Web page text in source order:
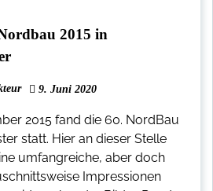
2015 in
9. Juni 2020
2015 fand die 60. NordBau
statt. Hier an dieser Stelle
umfangreiche, aber doch
Impressionen